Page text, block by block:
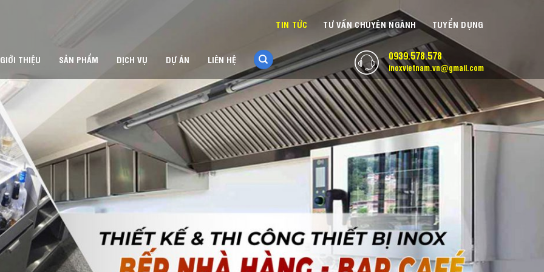
GIỚI THIỆU SẢN PHẨM DỊCH VỤ DỰ ÁN LIÊN HỆ 0939.578.578
inoxvietnam.vn@gmail.com
TIN TỨC TƯ VẤN CHUYÊN NGÀNH TUYỂN DỤNG